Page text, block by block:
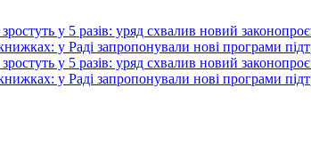
у 5 разів: уряд схвалив новий
у Раді запропонували нові програми
у 5 разів: уряд схвалив новий
у Раді запропонували нові програми